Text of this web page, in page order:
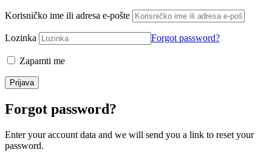
Korisničko ime ili adresa e-pošte
Lozinka Forgot password?
Zapamti me
Forgot password?
Enter your account data and we will send you a link to reset your
password.